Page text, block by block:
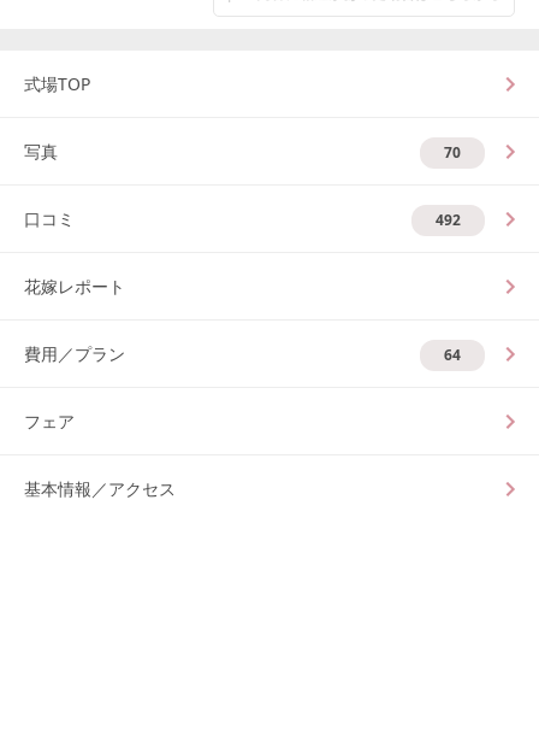
式場TOP
写真 70
口コミ 492
花嫁レポート
費用／プラン 64
フェア
基本情報／アクセス